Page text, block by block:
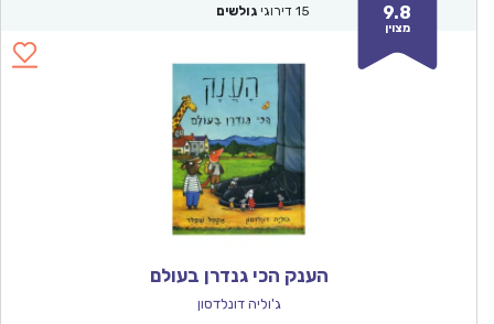
9.8
מצוין
15 דירוגי גולשים
הענק הכי גנדרן בעולם
ג'וליה דונלדסון